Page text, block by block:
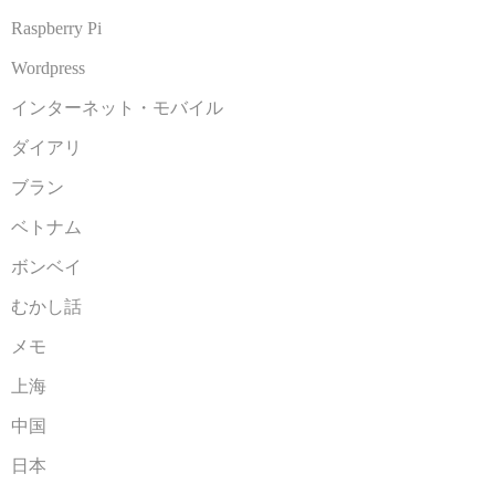
Raspberry Pi
Wordpress
インターネット・モバイル
ダイアリ
ブラン
ベトナム
ボンベイ
むかし話
メモ
上海
中国
日本